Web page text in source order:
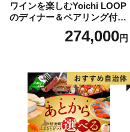
ワインを楽しむYoichi LOOP
のディナー＆ペアリング付宿
泊プラン＜デラックスツイン
274,000円